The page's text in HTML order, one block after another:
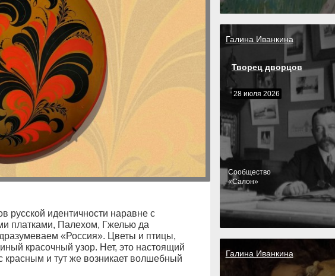
русской идентичности наравне с
платками, Палехом, Гжелью да
«Россия». Цветы и птицы,
красочный узор. Нет, это настоящий
красным и тут же возникает волшебный
Галина Иванкина
Творец дворцов
28 июля 2026
Cообщество
«Салон»
Галина Иванкина